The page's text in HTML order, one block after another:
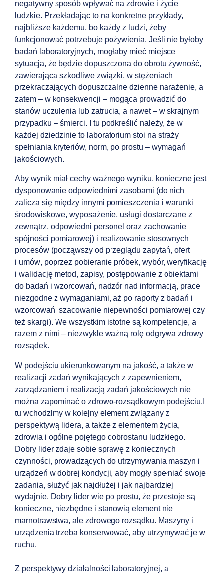
negatywny sposób wpływać na zdrowie i życie
ludzkie. Przekładając to na konkretne przykłady,
najbliższe każdemu, bo każdy z ludzi, żeby
funkcjonować potrzebuje pożywienia. Jeśli nie byłoby
badań laboratoryjnych, mogłaby mieć miejsce
sytuacja, że będzie dopuszczona do obrotu żywność,
zawierająca szkodliwe związki, w stężeniach
przekraczających dopuszczalne dzienne narażenie, a
zatem – w konsekwencji – mogąca prowadzić do
stanów uczulenia lub zatrucia, a nawet – w skrajnym
przypadku – śmierci. I tu podkreślić należy, że w
każdej dziedzinie to laboratorium stoi na straży
spełniania kryteriów, norm, po prostu – wymagań
jakościowych.
Aby wynik miał cechy ważnego wyniku, konieczne jest
dysponowanie odpowiednimi zasobami (do nich
zalicza się między innymi pomieszczenia i warunki
środowiskowe, wyposażenie, usługi dostarczane z
zewnątrz, odpowiedni personel oraz zachowanie
spójności pomiarowej) i realizowanie stosownych
procesów (począwszy od przeglądu zapytań, ofert
i umów, poprzez pobieranie próbek, wybór, weryfikację
i walidację metod, zapisy, postępowanie z obiektami
do badań i wzorcowań, nadzór nad informacją, prace
niezgodne z wymaganiami, aż po raporty z badań i
wzorcowań, szacowanie niepewności pomiarowej czy
też skargi). We wszystkim istotne są kompetencje, a
razem z nimi – niezwykle ważną rolę odgrywa zdrowy
rozsądek.
W podejściu ukierunkowanym na jakość, a także w
realizacji zadań wynikających z zapewnieniem,
zarządzaniem i realizacją zadań jakościowych nie
można zapominać o zdrowo-rozsądkowym podejściu.I
tu wchodzimy w kolejny element związany z
perspektywą lidera, a także z elementem życia,
zdrowia i ogólne pojętego dobrostanu ludzkiego.
Dobry lider zdaje sobie sprawę z koniecznych
czynności, prowadzących do utrzymywania maszyn i
urządzeń w dobrej kondycji, aby mogły spełniać swoje
zadania, służyć jak najdłużej i jak najbardziej
wydajnie. Dobry lider wie po prostu, że przestoje są
konieczne, niezbędne i stanowią element nie
marnotrawstwa, ale zdrowego rozsądku. Maszyny i
urządzenia trzeba konserwować, aby utrzymywać je w
ruchu.
Z perspektywy działalności laboratoryjnej, a